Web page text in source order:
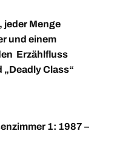
jeder Menge
und einem
Erzählfluss
Class“
1: 1987 –